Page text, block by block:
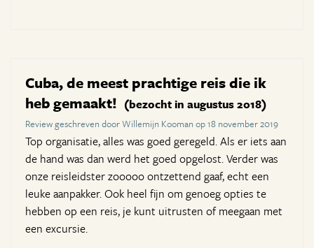
Cuba, de meest prachtige reis die ik
heb gemaakt! (bezocht in augustus 2018)
Review geschreven door Willemijn Kooman op 18 november 2019
Top organisatie, alles was goed geregeld. Als er iets aan
de hand was dan werd het goed opgelost. Verder was
onze reisleidster zooooo ontzettend gaaf, echt een
leuke aanpakker. Ook heel fijn om genoeg opties te
hebben op een reis, je kunt uitrusten of meegaan met
een excursie.